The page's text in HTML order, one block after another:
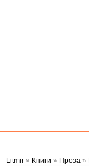
Litmir » Книги » Проза »